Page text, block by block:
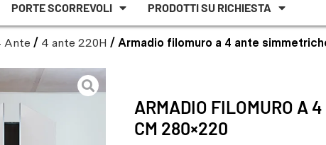
PORTE SCORREVOLI PRODOTTI SU RICHIESTA
Ante / 4 ante 220H / Armadio filomuro a 4 ante
ARMADIO FILOMURO A
CM 280×220